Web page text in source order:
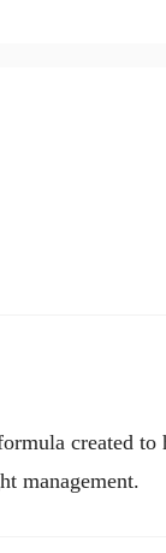
created to
management.